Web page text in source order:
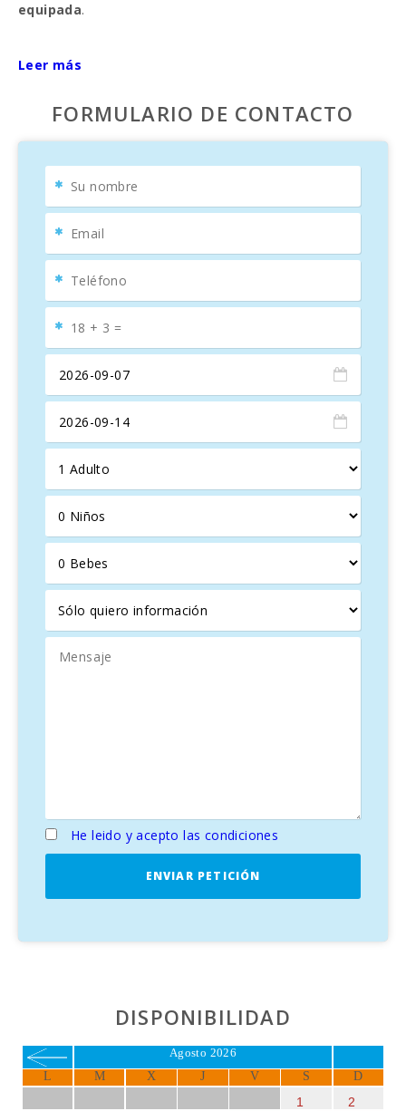
equipada.
huéspedes disfruten de las comidas juntos, con una gran
correderas conducen a la terraza comunitariaque da al
hermoso jardín, a lapiscina privaday a unazona de
barbacoa. Ambas terrazas están equipadas con mesas y
aire libre. Dos toldos ofrecen sombra para relajarse
Villa Pili cuenta con una unidad de aire acondicionado en
su sala de estar, proporcionando un espacio fresco y
cómodo. La propiedad es ideal para aquellos que buscan
Ubicada a solo 150-200 metros
Marsal, una de las mejores playas familiares de Mallorca,
esta propiedad es perfecta para disfrutar del sol, el mar y
piscina de 8,5 m x 4,5 m, con una profundidad de
0.90 m a 2.20 m, rodeada de césped verde y
vegetación
mediterránea. Además, cuenta con10 tumbonas,2
sombrillasy una ducha exterior para mayor comodidad.
La villa también ofrece múltiplesterrazaspara relajarse,
con vistas a la piscina y jardín, perfectas para
comer al
aire libre. La caseta de barbacoa es ideal para disfrutar de
deliciosas parrilladas con amigos y familiares en un
Villa Mari Pilies la opción perfecta para unas vacaciones
inolvidables en Mallorca, combinando lujo, comodidad y
privacidad, a pocos pasos de la playa.
Leer más
FORMULARIO DE CONTACTO
He leido y acepto las condiciones
ENVIAR PETICIÓN
DISPONIBILIDAD
Agosto 2026
L M X J V S D
1
2